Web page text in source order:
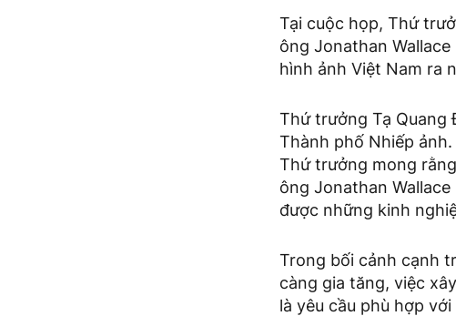
Tại cuộc họp, Thứ
ông Jonathan
hình ảnh Việt Nam ra
Thứ trưởng Tạ Quang
Thành phố Nhiếp
Thứ trưởng mong
ông Jonathan
được những kinh
Trong bối cảnh cạnh
càng gia tăng, việc
là yêu cầu phù hợp